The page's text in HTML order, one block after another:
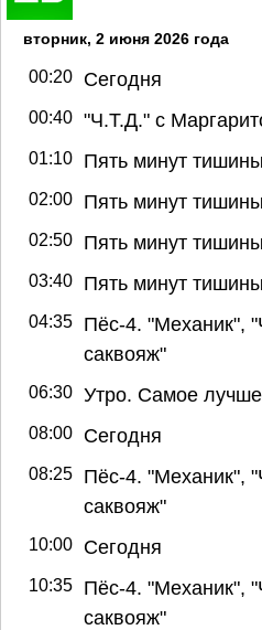
вторник, 2 июня 2026 года
00:20 Сегодня
00:40 "Ч.T.Д." с
01:10 Пять минут
02:00 Пять минут
02:50 Пять минут
03:40 Пять минут
04:35
Пёс-4. "Механик",
саквояж"
06:30 Утро. Самое
08:00 Сегодня
08:25
Пёс-4. "Механик",
саквояж"
10:00 Сегодня
10:35
Пёс-4. "Механик",
саквояж"